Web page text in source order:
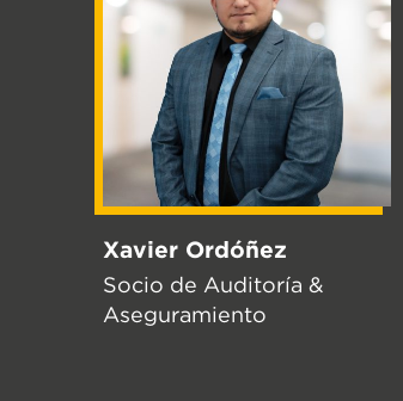
Xavier Ordóñez
Socio de Auditoría &
Aseguramiento